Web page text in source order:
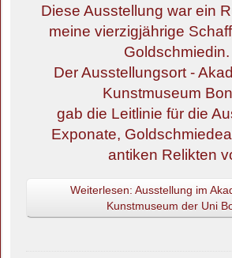
Diese Ausstellung war ein
meine vierzigjährige
Goldschmiedin.
Der Ausstellungsort -
Kunstmuseum
gab die Leitlinie für die
Exponate,
antiken Relikten
Weiterlesen: Ausstellung im
Kunstmuseum der Uni